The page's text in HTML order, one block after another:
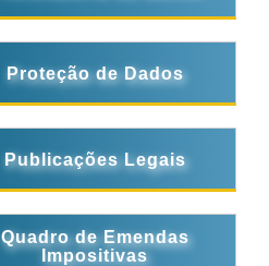
Proteção de Dados
Publicações Legais
Quadro de Emendas
Impositivas